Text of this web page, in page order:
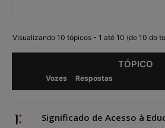
Visualizando 10 tópicos - 1 até 10 (de 10 do
TÓPICO
Vozes Respostas
Significado de Acesso à